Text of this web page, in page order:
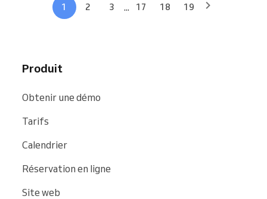
1 2 3 ... 17 18 19
Produit
Obtenir une démo
Tarifs
Calendrier
Réservation en ligne
Site web